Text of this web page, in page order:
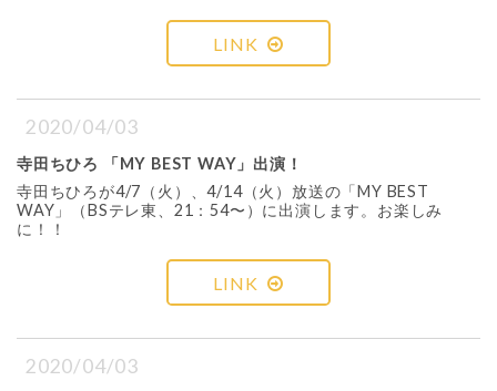
LINK
2020/04/03
寺田ちひろ 「MY BEST WAY」出演！
寺田ちひろが4/7（火）、4/14（火）放送の「MY BEST
WAY」（BSテレ東、21：54〜）に出演します。お楽しみ
に！！
LINK
2020/04/03